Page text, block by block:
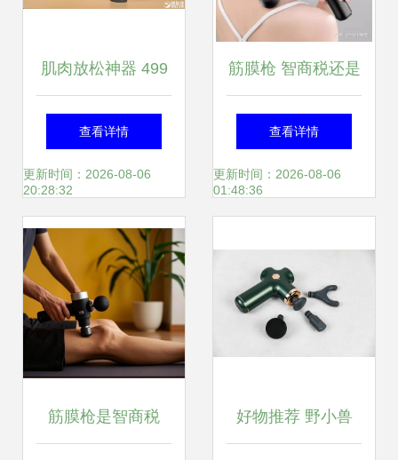
肌肉放松神器 499
元米家筋膜枪开箱
图赏
查看详情
更新时间：2026-08-06
20:28:32
筋膜枪 智商税还是
健身好伴侣？一文
解答你的所有疑问
查看详情
更新时间：2026-08-06
01:48:36
筋膜枪是智商税 好物推荐 野小兽